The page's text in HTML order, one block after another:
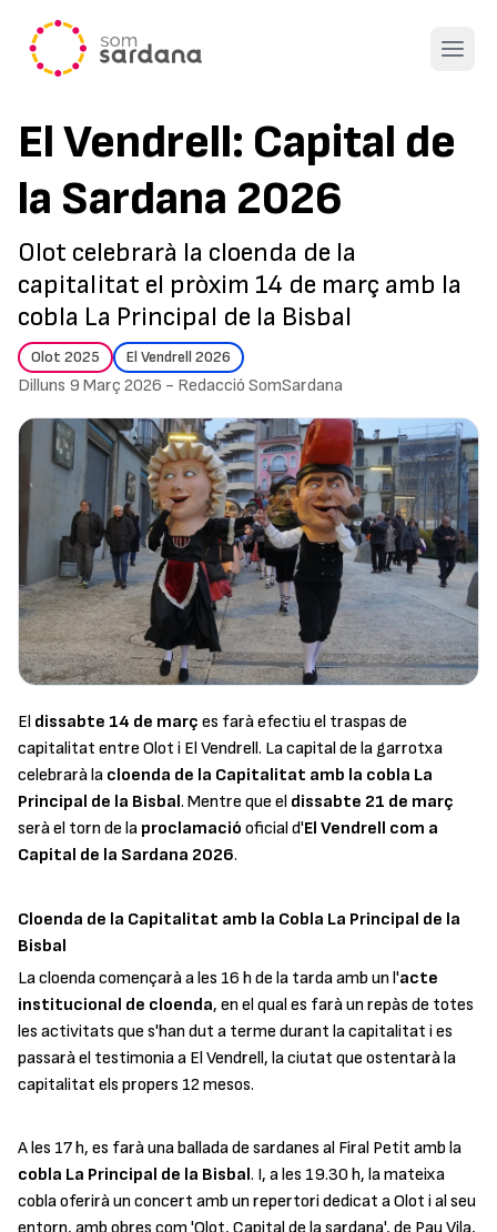
Open
El Vendrell: Capital de
la Sardana 2026
Olot celebrarà la cloenda de la
capitalitat el pròxim 14 de març amb la
cobla La Principal de la Bisbal
Olot 2025 El Vendrell 2026
Dilluns 9 Març 2026 - Redacció SomSardana
El dissabte 14 de març es farà efectiu el traspas de
capitalitat entre Olot i El Vendrell. La capital de la garrotxa
celebrarà la cloenda de la Capitalitat amb la cobla La
Principal de la Bisbal. Mentre que el dissabte 21 de març
serà el torn de la proclamació oficial d'El Vendrell com a
Capital de la Sardana 2026.
Cloenda de la Capitalitat amb la Cobla La Principal de la
Bisbal
La cloenda començarà a les 16 h de la tarda amb un l'acte
institucional de cloenda, en el qual es farà un repàs de totes
les activitats que s'han dut a terme durant la capitalitat i es
passarà el testimonia a El Vendrell, la ciutat que ostentarà la
capitalitat els propers 12 mesos.
A les 17 h, es farà una ballada de sardanes al Firal Petit amb la
cobla La Principal de la Bisbal. I, a les 19.30 h, la mateixa
cobla oferirà un concert amb un repertori dedicat a Olot i al seu